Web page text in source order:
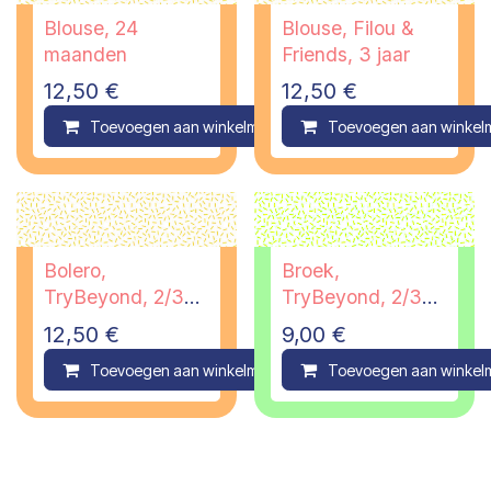
Blouse, 24
maanden
12,50 €
Toevoegen aan winkelmandje Compare
Blouse, Filou &
Friends, 3 jaar
12,50 €
Toevoegen aan
Bolero,
TryBeyond, 2/3
jaar
12,50 €
Toevoegen aan winkelmandje Compare
Broek,
TryBeyond, 2/3
jaar - PI
9,00 €
Toevoegen aan